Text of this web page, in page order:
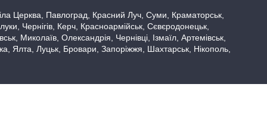
Церква, Павлоград, Красний Луч, Суми, Краматорськ,
Чернігів, Керч, Красноармійськ, Сєвєродонецьк,
Миколаїв, Олександрія, Чернівці, Ізмаїл, Артемівськ,
Ялта, Луцьк, Бровари, Запоріжжя, Шахтарськ, Нікополь,